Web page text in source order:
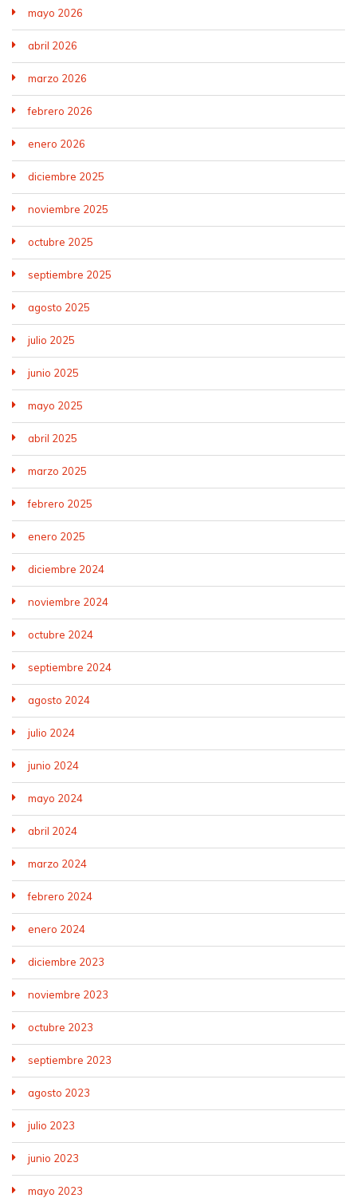
mayo 2026
abril 2026
marzo 2026
febrero 2026
enero 2026
diciembre 2025
noviembre 2025
octubre 2025
septiembre 2025
agosto 2025
julio 2025
junio 2025
mayo 2025
abril 2025
marzo 2025
febrero 2025
enero 2025
diciembre 2024
noviembre 2024
octubre 2024
septiembre 2024
agosto 2024
julio 2024
junio 2024
mayo 2024
abril 2024
marzo 2024
febrero 2024
enero 2024
diciembre 2023
noviembre 2023
octubre 2023
septiembre 2023
agosto 2023
julio 2023
junio 2023
mayo 2023